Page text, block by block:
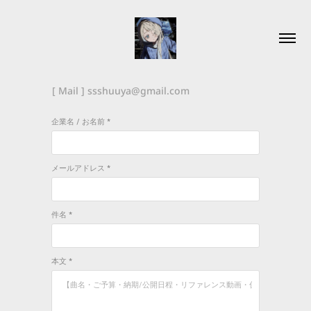
[ Mail ] ssshuuya@gmail.com
企業名 / お名前 *
メールアドレス *
件名 *
本文 *